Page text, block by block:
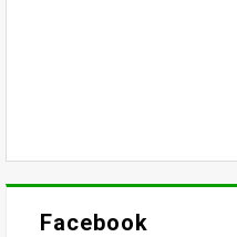
Facebook